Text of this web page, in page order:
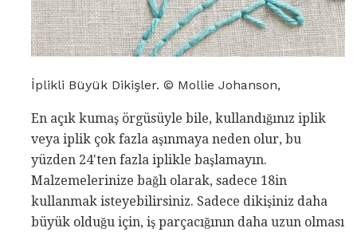
İplikli Büyük Dikişler. © Mollie Johanson,
En açık kumaş örgüsüyle bile, kullandığınız iplik
veya iplik çok fazla aşınmaya neden olur, bu
yüzden 24'ten fazla iplikle başlamayın.
Malzemelerinize bağlı olarak, sadece 18in
kullanmak isteyebilirsiniz. Sadece dikişiniz daha
büyük olduğu için, iş parçacığının daha uzun olması